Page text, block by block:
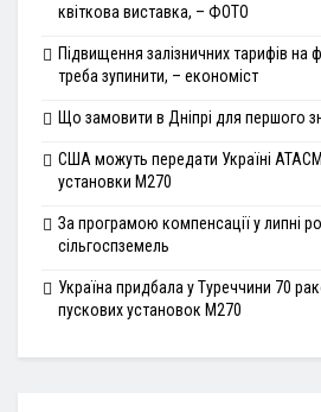
квіткова виставка, – ФОТО
Підвищення залізничних тарифів на
треба зупинити, – економіст
Що замовити в Дніпрі для першого
США можуть передати Україні
установки M270
За програмою компенсації у липні
сільгоспземель
Україна придбала у Туреччини 70
пускових установок M270